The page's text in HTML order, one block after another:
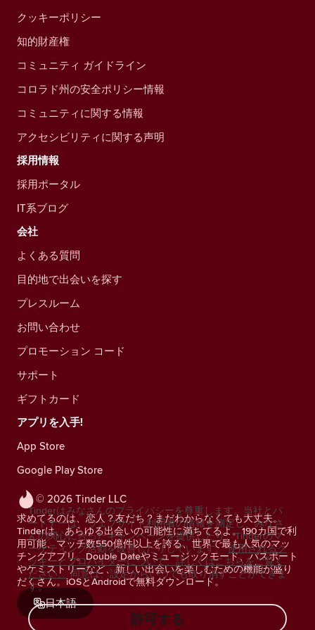
© 2026 Tinder LLC
求めてるのは、恋人？友だち？まだわからなくても大丈夫。
Tinderは、あらゆる出会いの可能性に満ちてるよ。190カ国で利
用可能、マッチ数550億件以上を誇る、世界で最も人気のマッ
チングアプリ。Double Dateやミュージックモード、パスポート
やケミストリーなど、新しい出会いを楽しむための機能が盛り
だくさん。iOSとAndroidで無料ダウンロード。
日本語
クッキーポリシー
知的財産権
コミュニティ ガイドライン
コロラド州の安全ポリシー情報
コミュニティに関する情報
アクセシビリティに関する声明
採用情報
採用ポータル
IT系ブログ
会社
よくある質問
目的地で出会いを探す
プレスルーム
お問い合わせ
プロモーション コード
サポート
ギフトカード
アプリを入手!
App Store
Google Play Store
Tinderはみなさんのプライバシーを尊重します。当社とパ
ートナーは、ウェブサイト利用者の情報を測定し、みなさ
んの関心に合ったキャンペーンを提供したり、Tinderのマ
ーケティング活動を改善したりしています。 使用されるク
ッキーとプロバイダーについて、詳しくはこちらをご覧く
ださい。 同意は、設定からいつでも取り消すことができま
す。
許可する